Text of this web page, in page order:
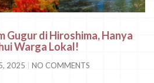
Gugur di Hiroshima, Hanya
Warga Lokal!
2025 NO COMMENTS